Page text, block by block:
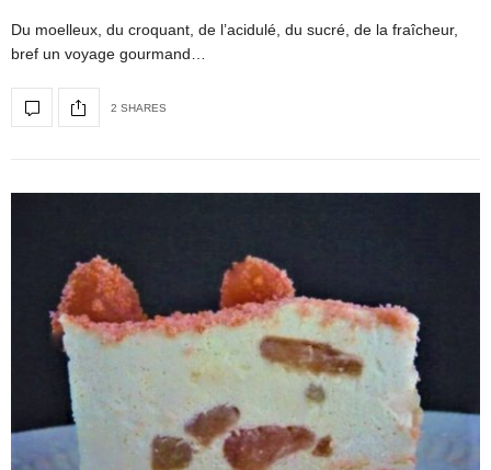
Du moelleux, du croquant, de l’acidulé, du sucré, de la fraîcheur,
bref un voyage gourmand…
2 SHARES